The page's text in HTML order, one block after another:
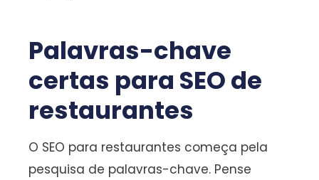
Palavras-chave
certas para SEO de
restaurantes
O SEO para restaurantes começa pela
pesquisa de palavras-chave. Pense